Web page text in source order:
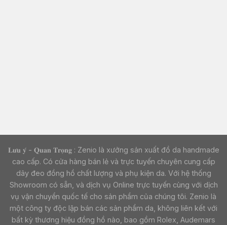
𝐋𝐮̛𝐮 𝐲́ - 𝐐𝐮𝐚𝐧 𝐓𝐫𝐨̣𝐧𝐠 : Zenio là xưởng sản xuất đồ da handmade
cao cấp. Có cửa hàng bán lẻ và trực tuyến chuyên cung cấp
dây đeo đồng hồ chất lượng và phụ kiện da. Với hệ thống
Showroom có sẵn, và dịch vụ Online trực tuyến cùng với dịch
vụ vận chuyển quốc tế cho sản phẩm của chúng tôi. Zenio là
một công ty độc lập bán các sản phẩm da, không liên kết với
bất kỳ thương hiệu đồng hồ nào, bao gồm Rolex, Audemars